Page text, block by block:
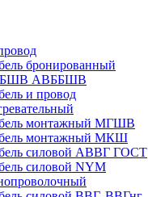
бронированный
АВББШВ
и провод
монтажный МГШВ
монтажный МКШ
силовой АВВГ ГОСТ
силовой NYM